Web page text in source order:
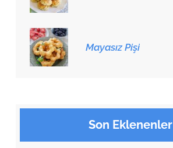
Mayasız Pişi
Son Eklenenler